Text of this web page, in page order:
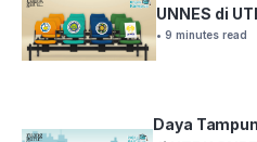
UNNES di
• 9 minutes read
Daya